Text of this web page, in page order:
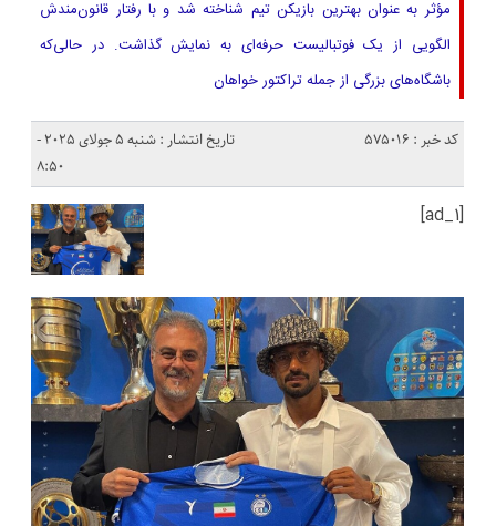
مؤثر به عنوان بهترین بازیکن تیم شناخته شد و با رفتار قانون‌مندش
الگویی از یک فوتبالیست حرفه‌ای به نمایش گذاشت. در حالی‌که
باشگاه‌های بزرگی از جمله تراکتور خواهان
کد خبر : 575016
تاریخ انتشار : شنبه 5 جولای 2025 -
8:50
[ad_1]